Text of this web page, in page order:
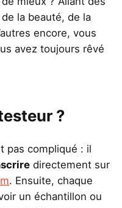
la beauté, de la
encore, vous
avez toujours rêvé
?
pas compliqué : il
directement sur
. Ensuite, chaque
un échantillon ou